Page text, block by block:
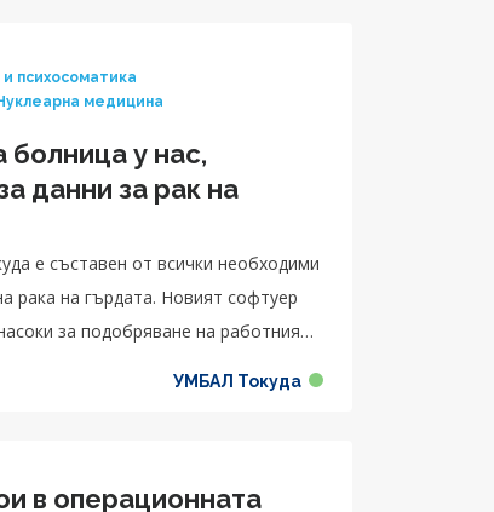
и психосоматика
медицина
у нас,
данни за рак на
е съставен от всички необходими
рака на гърдата. Новият софтуер
за подобряване на работния
УМБАЛ Токуда
в операционната